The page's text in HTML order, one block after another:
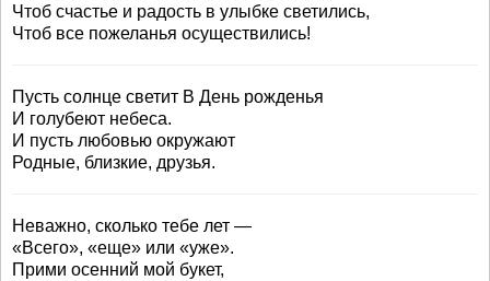
Чтоб счастье и радость в улыбке светились,
Чтоб все пожеланья осуществились!
Пусть солнце светит В День рожденья
И голубеют небеса.
И пусть любовью окружают
Родные, близкие, друзья.
Неважно, сколько тебе лет —
«Всего», «еще» или «уже».
Прими осенний мой букет,